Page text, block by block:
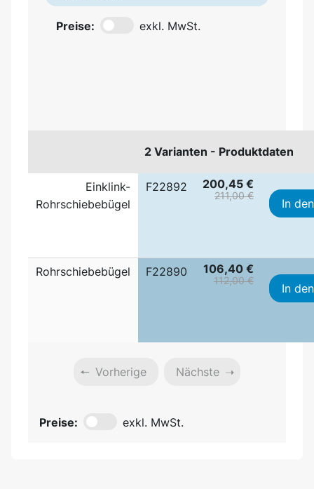
Preise: exkl. MwSt.
2 Varianten - Produktdaten
Einklink-
Rohrschiebebügel
F22892 200,45 €
211,00 €
In
Rohrschiebebügel F22890 106,40 €
112,00 €
In
Vorherige Nächste
Preise: exkl. MwSt.